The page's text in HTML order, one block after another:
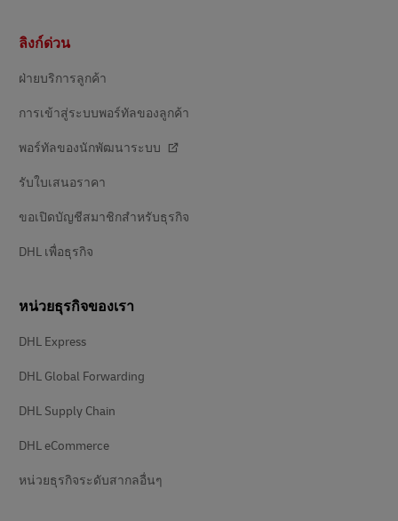
ท้าย
ลิงก์ด่วน
ฝ่ายบริการลูกค้า
การเข้าสู่ระบบพอร์ทัลของลูกค้า
พอร์ทัลของนักพัฒนาระบบ
รับใบเสนอราคา
ขอเปิดบัญชีสมาชิกสำหรับธุรกิจ
DHL เพื่อธุรกิจ
หน่วยธุรกิจของเรา
DHL Express
DHL Global Forwarding
DHL Supply Chain
DHL eCommerce
หน่วยธุรกิจระดับสากลอื่นๆ